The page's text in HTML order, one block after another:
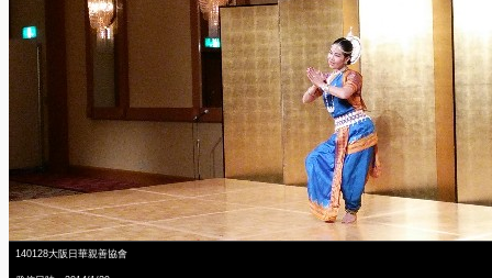
140128大阪日華親善協會